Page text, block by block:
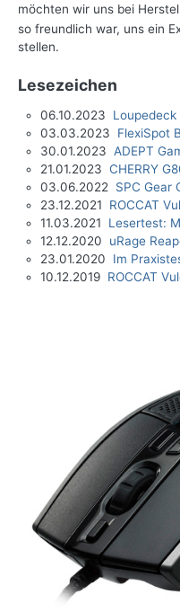
möchten wir uns bei
so freundlich war, uns ein
stellen.
Lesezeichen
06.10.2023
03.03.2023 FlexiSpot
30.01.2023 ADEPT
21.01.2023 CHERRY
03.06.2022 SPC Gear
23.12.2021 ROCCAT
11.03.2021 Lesertest:
12.12.2020 uRage
23.01.2020 Im
10.12.2019 ROCCAT